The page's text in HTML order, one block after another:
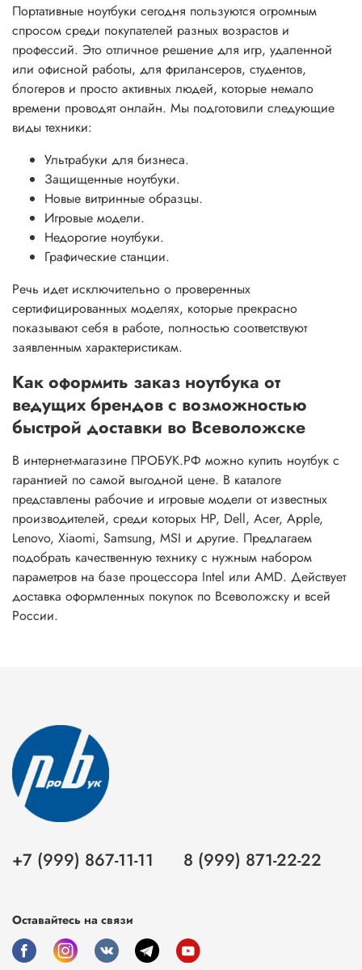
Портативные ноутбуки сегодня пользуются огромным
спросом среди покупателей разных возрастов и
профессий. Это отличное решение для игр, удаленной
или офисной работы, для фрилансеров, студентов,
блогеров и просто активных людей, которые немало
времени проводят онлайн. Мы подготовили следующие
виды техники:
Ультрабуки для бизнеса.
Защищенные ноутбуки.
Новые витринные образцы.
Игровые модели.
Недорогие ноутбуки.
Графические станции.
Речь идет исключительно о проверенных
сертифицированных моделях, которые прекрасно
показывают себя в работе, полностью соответствуют
заявленным характеристикам.
Как оформить заказ ноутбука от
ведущих брендов с возможностью
быстрой доставки во Всеволожске
В интернет-магазине ПРОБУК.РФ можно купить ноутбук с
гарантией по самой выгодной цене. В каталоге
представлены рабочие и игровые модели от известных
производителей, среди которых HP, Dell, Acer, Apple,
Lenovo, Xiaomi, Samsung, MSI и другие. Предлагаем
подобрать качественную технику с нужным набором
параметров на базе процессора Intel или AMD. Действует
доставка оформленных покупок по Всеволожску и всей
России.
+7 (999) 867-11-11 8 (999) 871-22-22
Оставайтесь на связи